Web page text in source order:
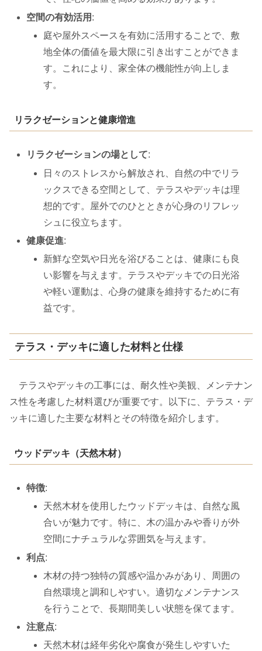
空間の有効活用 :
庭や屋外スペースを有効に活用することで、敷
地全体の価値を最大限に引き出すことができま
す。これにより、家全体の機能性が向上しま
す。
リラクゼーションと健康増進
リラクゼーションの場として:
日々のストレスから解放され、自然の中でリラ
ックスできる空間として、テラスやデッキは理
想的です。屋外でのひとときが心身のリフレッ
シュに役立ちます。
健康促進:
新鮮な空気や日光を浴びることは、健康にも良
い影響を与えます。テラスやデッキでの日光浴
や軽い運動は、心身の健康を維持するために有
益です。
テラス・デッキに適した材料と仕様
テラスやデッキの工事には、耐久性や美観、メンテナン
ス性を考慮した材料選びが重要です。以下に、テラス・デ
ッキに適した主要な材料とその特徴を紹介します。
ウッドデッキ（天然木材）
特徴:
天然木材を使用したウッドデッキは、自然な風
合いが魅力です。特に、木の温かみや香りが外
空間にナチュラルな雰囲気を与えます。
利点:
木材の持つ独特の質感や温かみがあり、周囲の
自然環境と調和しやすい。適切なメンテナンス
を行うことで、長期間美しい状態を保てます。
注意点:
天然木材は経年劣化や腐食が発生しやすいた